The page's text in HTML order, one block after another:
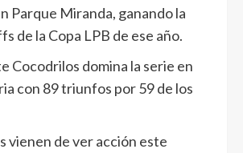
Parque Miranda, ganando la
de la Copa LPB de ese año.
Cocodrilos domina la serie en
con 89 triunfos por 59 de los
vienen de ver acción este